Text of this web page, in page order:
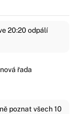
20:20 odpálí
řada
poznat všech 10